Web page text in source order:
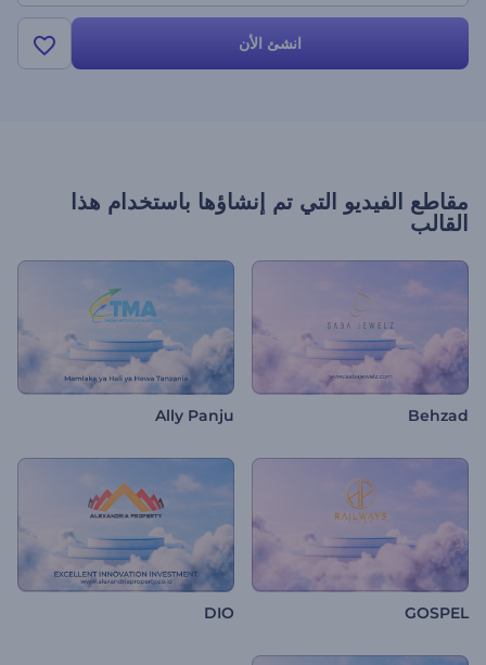
انشئ الأن
مقاطع الفيديو التي تم إنشاؤها باستخدام هذا
القالب
Behzad
Ally Panju
GOSPEL
DIO